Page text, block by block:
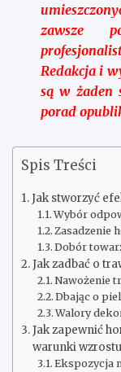
zawsze
Redakcja i
są w żaden
porad
Spis Treści
Jak stworzyć
Wybór
Zasadzenie
Dobór
Jak zadbać o
Nawożenie
Dbając o
Walory
Jak zapewnić
warunki
Ekspozycja